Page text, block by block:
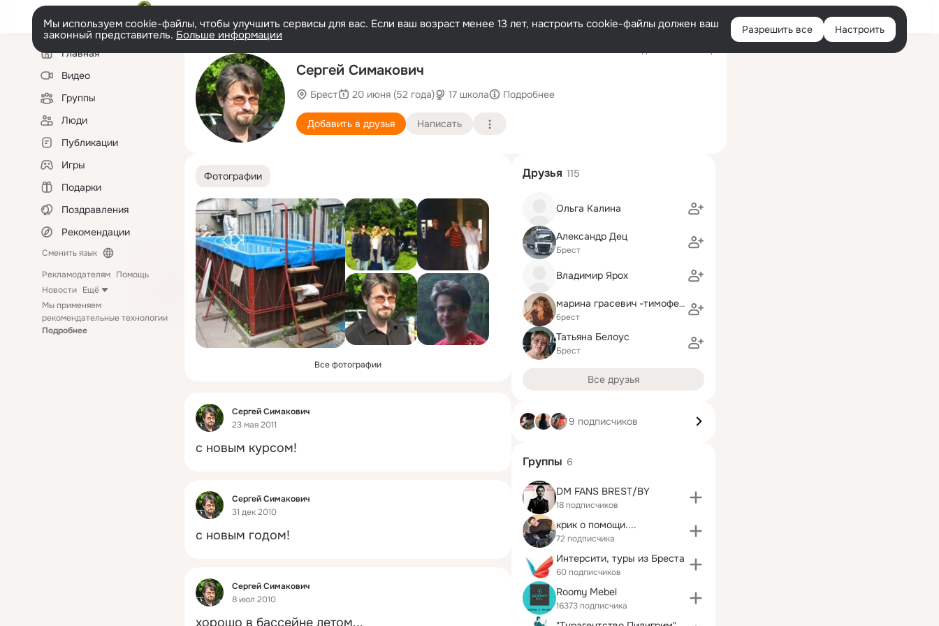
Войти
Мы используем cookie-файлы, чтобы улучшить сервисы для вас. Если ваш возраст менее 13 лет, настроить cookie-файлы должен ваш
законный представитель. Больше информации Разрешить все Настроить
Левая
колонкаГлавная
Видео
Группы
Люди
Публикации
Игры
Подарки
Поздравления
Рекомендации
Сменить язык
Рекламодателям Помощь
Новости Ещё
Мы применяем
рекомендательные технологии
Подробнее
Сергей Симакович
Брест 20 июня (52 года) 17 школа Подробнее
Добавить в друзья Написать
Фотографии
Все фотографии
Фид
Сергей Симакович
23 мая 2011
с новым курсом!
Фид
Сергей Симакович
31 дек 2010
с новым годом!
Фид
Сергей Симакович
8 июл 2010
хорошо в бассейне летом...
Друзья 115
Ольга Калина
Александр Дец
Брест
Владимир Ярох
марина грасевич -тимофеева
брест
Татьяна Белоус
Брест
Все друзья
9 подписчиков
Группы 6
DM FANS BREST/BY
18 подписчиков
крик о помощи....
72 подписчика
Интерсити, туры из Бреста
60 подписчиков
Roomy Mebel
16373 подписчика